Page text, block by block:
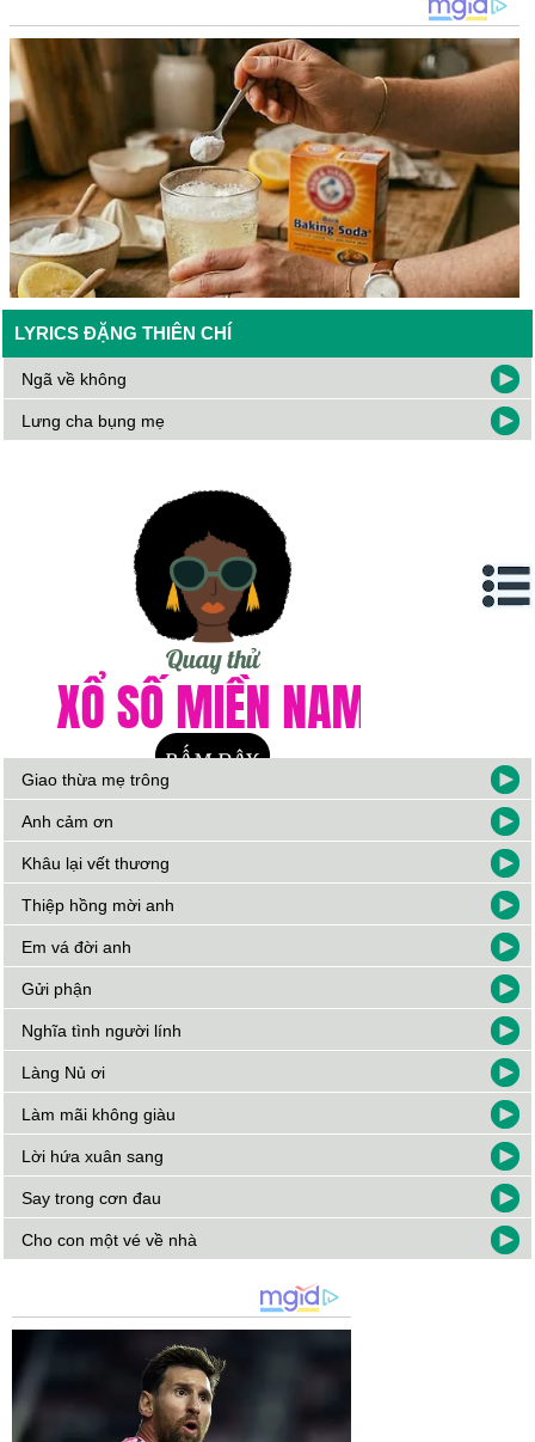
LYRICS ĐẶNG THIÊN CHÍ
Ngã về không
Lưng cha bụng mẹ
Giao thừa mẹ trông
Anh cảm ơn
Khâu lại vết thương
Thiệp hồng mời anh
Em vá đời anh
Gửi phận
Nghĩa tình người lính
Làng Nủ ơi
Làm mãi không giàu
Lời hứa xuân sang
Say trong cơn đau
Cho con một vé về nhà